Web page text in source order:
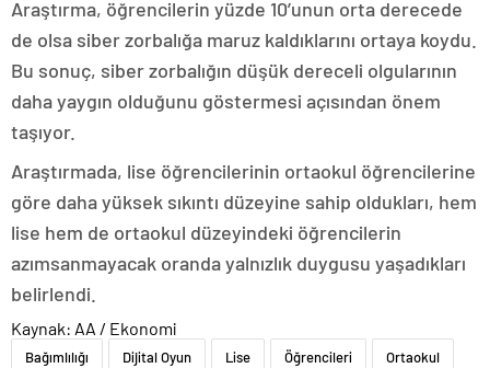
Araştırma, öğrencilerin yüzde 10’unun orta derecede
de olsa siber zorbalığa maruz kaldıklarını ortaya koydu.
Bu sonuç, siber zorbalığın düşük dereceli olgularının
daha yaygın olduğunu göstermesi açısından önem
taşıyor.
Araştırmada, lise öğrencilerinin ortaokul öğrencilerine
göre daha yüksek sıkıntı düzeyine sahip oldukları, hem
lise hem de ortaokul düzeyindeki öğrencilerin
azımsanmayacak oranda yalnızlık duygusu yaşadıkları
belirlendi.
Kaynak: AA / Ekonomi
Bağımlılığı Dijital Oyun Lise Öğrencileri Ortaokul